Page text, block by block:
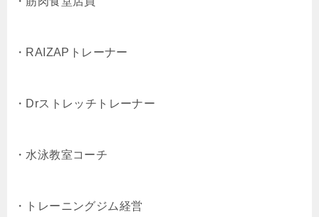
・RAIZAPトレーナー
・Drストレッチトレーナー
・水泳教室コーチ
・トレーニングジム経営